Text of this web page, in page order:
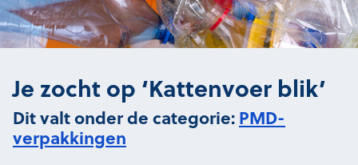
Je zocht op ‘Kattenvoer blik’
Dit valt onder de categorie:PMD-
verpakkingen